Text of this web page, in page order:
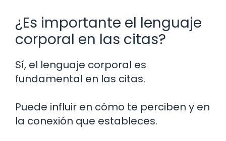
¿Es importante el lenguaje
corporal en las citas?
Sí, el lenguaje corporal es
fundamental en las citas.
Puede influir en cómo te perciben y en
la conexión que estableces.